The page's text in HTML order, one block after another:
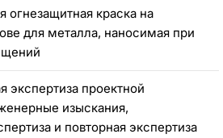
огнезащитная краска на
для металла, наносимая при
экспертиза проектной
изыскания,
и повторная экспертиза